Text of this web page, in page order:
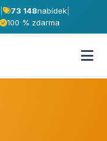
73 148nabídek|
100 % zdarma